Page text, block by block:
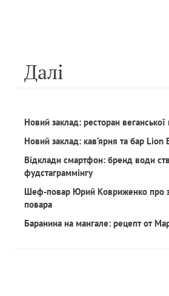
Далi
Новий заклад: ресторан веганської
Новий заклад: кав‘ярня та бар Lion
Відклади смартфон: бренд води
фудстаграммінгу
Шеф-повар Юрий Ковриженко про
повара
Баранина на мангале: рецепт от